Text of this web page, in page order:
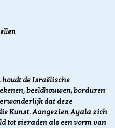
de Israëlische
beeldhouwen, borduren
dat deze
Kunst. AangezienAyala zich
tot sieraden als een vorm van